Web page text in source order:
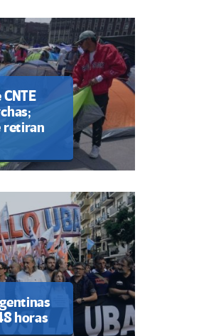
retiran
horas